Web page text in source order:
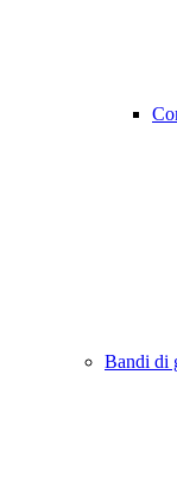
Bandi di